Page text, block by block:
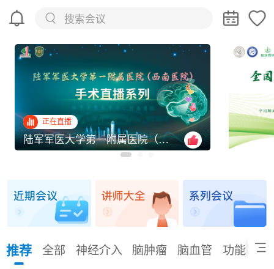
搜索会议
第十四届神经医学国际高峰论坛
正在直播
陆军军医大学第一附属医院（西南医院）——手术直
推荐 全部 神经介入 脑肿瘤 脑血管 功能 脊